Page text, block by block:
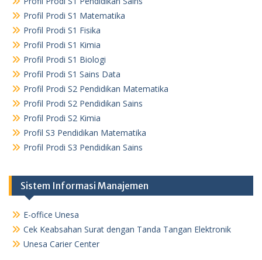
Profil Prodi S1 Matematika
Profil Prodi S1 Fisika
Profil Prodi S1 Kimia
Profil Prodi S1 Biologi
Profil Prodi S1 Sains Data
Profil Prodi S2 Pendidikan Matematika
Profil Prodi S2 Pendidikan Sains
Profil Prodi S2 Kimia
Profil S3 Pendidikan Matematika
Profil Prodi S3 Pendidikan Sains
Sistem Informasi Manajemen
E-office Unesa
Cek Keabsahan Surat dengan Tanda Tangan Elektronik
Unesa Carier Center